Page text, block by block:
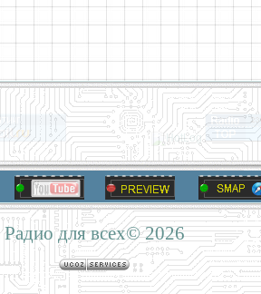
Радио для всех© 2026